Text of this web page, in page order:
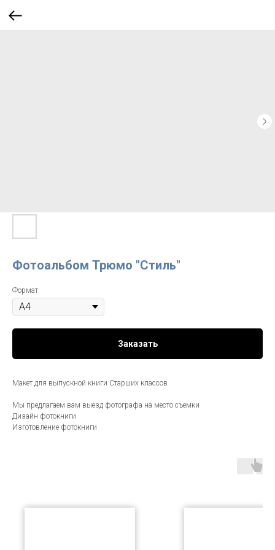
Фотоальбом Трюмо "Стиль"
Формат
Заказать
Макет для выпускной книги Старших классов
Мы предлагаем вам выезд фотографа на место съемки
Дизайн фотокниги
Изготовление фотокниги